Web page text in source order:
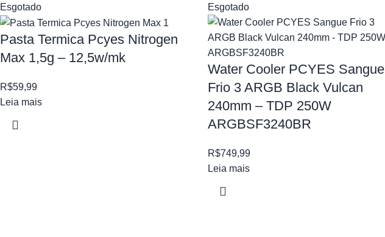
Esgotado
Pasta Termica Pcyes Nitrogen
Max 1,5g – 12,5w/mk
R$59,99
Leia mais
Esgotado
Water Cooler PCYES Sangue
Frio 3 ARGB Black Vulcan
240mm – TDP 250W
ARGBSF3240BR
R$749,99
Leia mais